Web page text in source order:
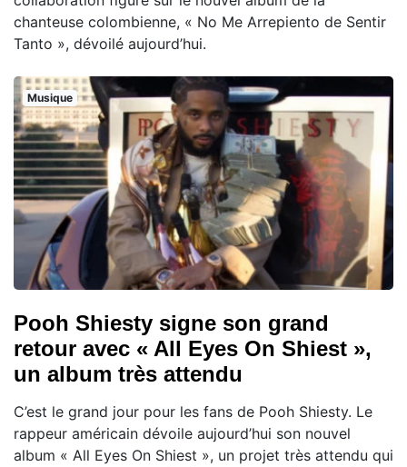
chanteuse colombienne, « No Me Arrepiento de Sentir
Tanto », dévoilé aujourd’hui.
Musique
Pooh Shiesty signe son grand
retour avec « All Eyes On Shiest »,
un album très attendu
C’est le grand jour pour les fans de Pooh Shiesty. Le
rappeur américain dévoile aujourd’hui son nouvel
album « All Eyes On Shiest », un projet très attendu qui